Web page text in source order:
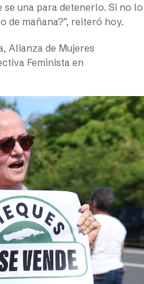
una para detenerlo. Si no lo
de mañana?”, reiteró hoy.
Alianza de Mujeres
Feminista en